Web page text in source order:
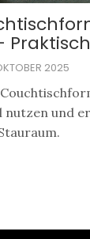
2025
und